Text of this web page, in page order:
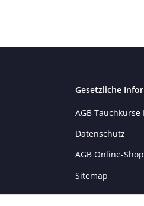
Gesetzliche
AGB
Datenschutz
AGB Online-
Sitemap
Impressum